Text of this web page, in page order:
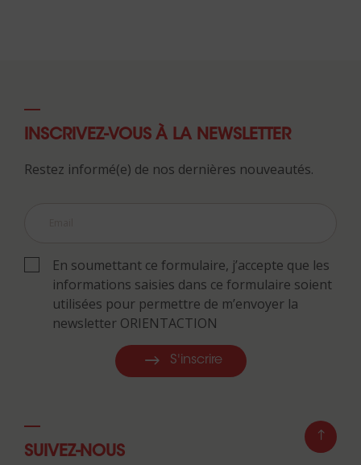
INSCRIVEZ-VOUS À LA NEWSLETTER
Restez informé(e) de nos dernières nouveautés.
En soumettant ce formulaire, j’accepte que les
informations saisies dans ce formulaire soient
utilisées pour permettre de m’envoyer la
newsletter ORIENTACTION
S'inscrire
SUIVEZ-NOUS